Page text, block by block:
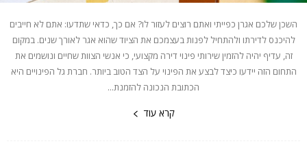
השכן שלכם אגרן כפייתי ואתם רוצים לעזור לו? אם כך, כדאי שתדעו: אתם לא חייבים
להיכנס לדירתו ולהתחיל לפנות בעצמכם את הציוד שהוא אגר לאורך שנים. במקום
זה, עדיף יהיה להזמין שירותי פינוי דירה מקצועי, כי אנשי הצוות שחיים ונושמים את
התחום הזה יידעו כיצד לבצע את הפינוי על הצד הטוב ביותר. חברת גל הפינויים היא
הכתובת הנכונה להזמנת...
קרא עוד